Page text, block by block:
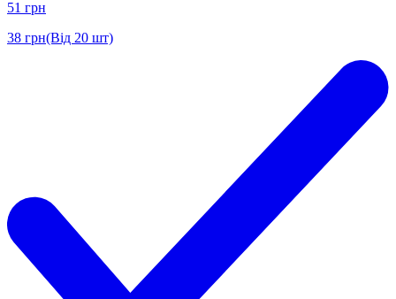
51 грн
38 грн(Від 20 шт)